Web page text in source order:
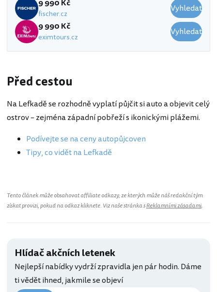
9 990 Kč
fischer.cz
Vyhledat
9 990 Kč
eximtours.cz Vyhledat
Před cestou
Na Lefkadě se rozhodně vyplatí půjčit si auto a objevit celý
ostrov – zejména západní pobřeží s ikonickými plážemi.
Podívejte se na ceny autopůjcoven
Tipy, co vidět na Lefkadě
Tento článek může obsahovat affiliate odkazy, ze kterých může náš redakční tým
získat provizi, pokud na odkaz kliknete. Viz naše stránka sReklamními zásadami.
Hlídač akčních letenek
Nejlepší nabídky vydrží zpravidla jen pár hodin. Dáme
ti vědět ihned, jakmile se objeví